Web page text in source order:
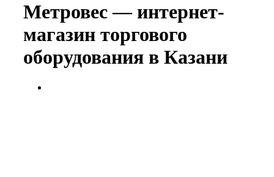
Метровес — интернет-
магазин торгового
оборудования в Казани